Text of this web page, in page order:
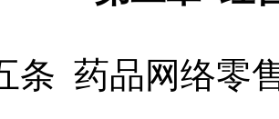
药品网络零售